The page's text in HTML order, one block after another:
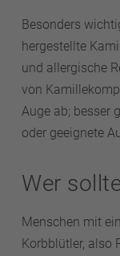
Besonders
hergestellte
und allergische
von
Auge ab; besser
oder geeignete
Wer
Menschen mit
Korbblütler, also